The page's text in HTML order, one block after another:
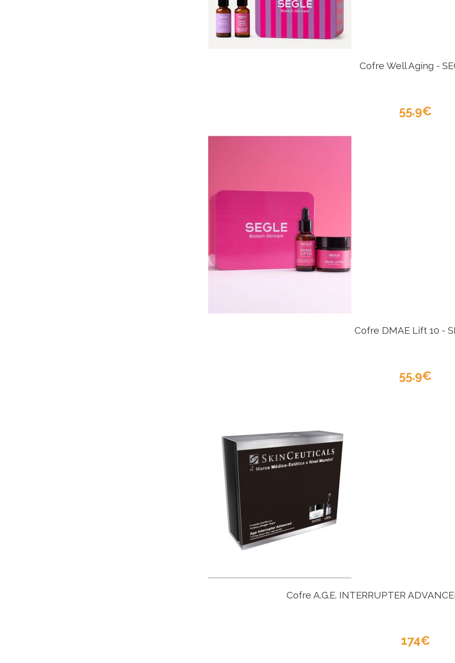
Cofre Well Aging -
55.9
Cofre DMAE Lift 10 -
55.9
Cofre A.G.E. INTERRUPTER
174